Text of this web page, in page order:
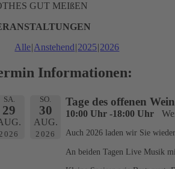
GUT MEIßEN
Alle Anstehend 2025 2026
Informationen:
SA.
29
SO.
30
AUG.
2026
Tage des offenen
10:00 Uhr -18:00 Uhr
Auch 2026 laden wir Sie
An beiden Tagen Live Musik